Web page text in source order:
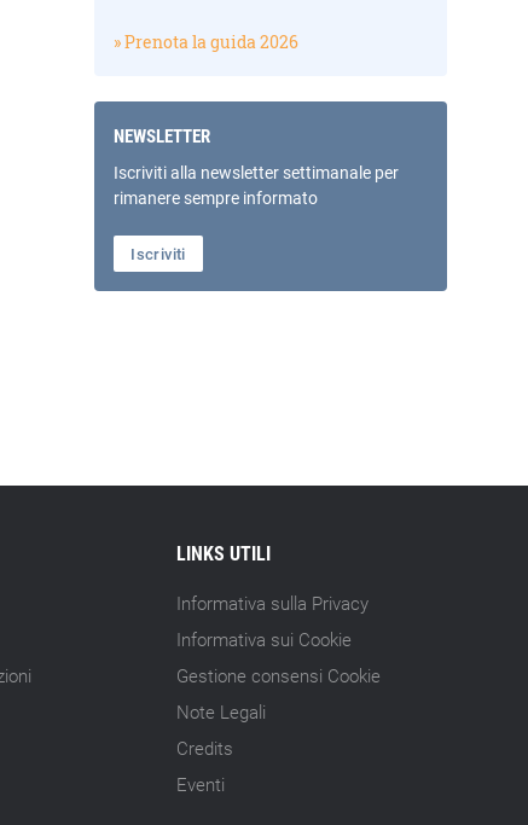
» Prenota la guida 2026
NEWSLETTER
Iscriviti alla newsletter settimanale per
rimanere sempre informato
Iscriviti
LINKS UTILI
Informativa sulla Privacy
Informativa sui Cookie
Gestione consensi Cookie
Note Legali
Credits
Eventi